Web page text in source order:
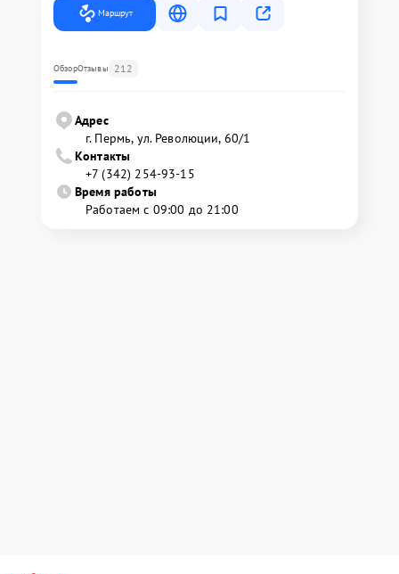
Маршрут
ОбзорОтзывы 212
Адрес
г. Пермь, ул. ​Революции, 60/1
Контакты
+7 (342) 254-93-15
Время работы
Работаем с 09:00 до 21:00